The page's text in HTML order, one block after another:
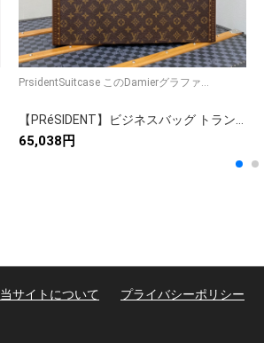
PrsidentSuitcase このDamierグラファ...
65,038円
当サイトについて プライバシーポリシー